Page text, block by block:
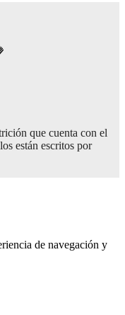
que cuenta con el
están escritos por
de navegación y